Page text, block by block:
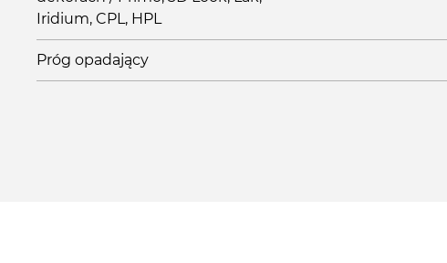
Iridium, CPL, HPL
Próg opadający